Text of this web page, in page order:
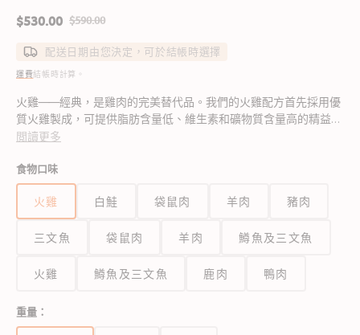
售
價
$530.00
定
價
$590.00
配送日期由您決定，可於結帳時選擇
運費結帳時計算。
火雞——經典，是雞肉的完美替代品。我們的火雞配方首先採用優
質火雞製成，可提供脂肪含量低、維生素和礦物質含量高的精益蛋
白質來源。它還含有豐富的核黃素，可幫助身體吸收營養，並含有
閲讀更多
食物口味
火雞 白鮭 袋鼠肉 羊肉 豬肉
三文魚 袋鼠肉 羊肉 鱒魚及三文魚
火雞 鱒魚及三文魚 鹿肉 鴨肉
重量：